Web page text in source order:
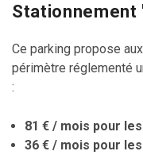
Ce parking propose
périmètre réglementé
:
81 € / mois pour
36 € / mois pour